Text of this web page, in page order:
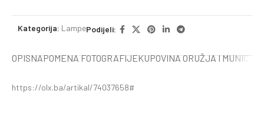
Kategorija: LampePodijeli:
OPISNAPOMENA FOTOGRAFIJEKUPOVINA ORUŽJA I MUNICIJE
https://olx.ba/artikal/74037658#